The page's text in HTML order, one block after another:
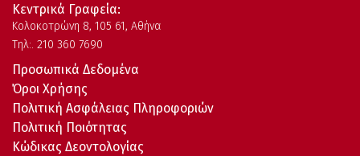
Κεντρικά Γραφεία:
Kολοκοτρώνη 8, 105 61, Αθήνα
Τηλ:. 210 360 7690
Προσωπικά Δεδομένα
Όροι Χρήσης
Πολιτική Ασφάλειας Πληροφοριών
Πολιτική Ποιότητας
Κώδικας Δεοντολογίας